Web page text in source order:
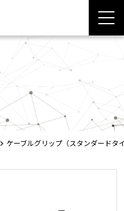
ケーブルグリップ（スタンダードタ